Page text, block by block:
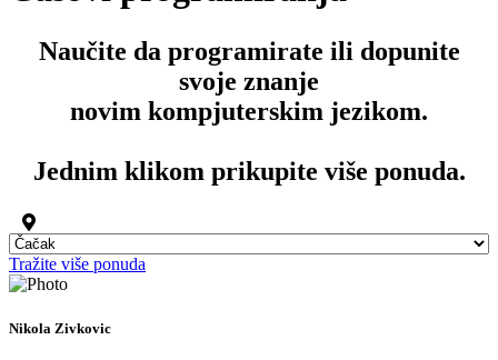
Naučite da programirate ili dopunite
svoje znanje
novim kompjuterskim jezikom.
Jednim klikom prikupite više ponuda.
Tražite više ponuda
Nikola Zivkovic